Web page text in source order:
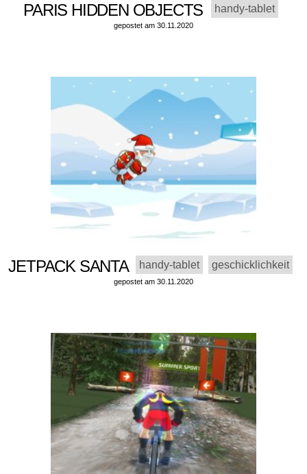
PARIS HIDDEN OBJECTS handy-tablet
gepostet am 30.11.2020
JETPACK SANTA handy-tablet geschicklichkeit
gepostet am 30.11.2020